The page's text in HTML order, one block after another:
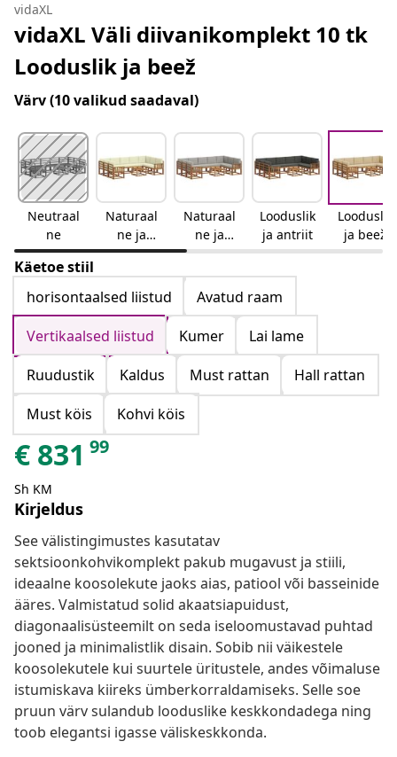
vidaXL
vidaXL Väli diivanikomplekt 10 tk
Looduslik ja beež
Värv(10 valikud saadaval)
Neutraal
ne
Naturaal
ne ja
kreemjas
Naturaal
ne ja
helehall
Looduslik
ja antriit
Looduslik
ja beež
Käetoe stiil
horisontaalsed liistud
Avatud raam
Vertikaalsed liistud
Kumer
Lai lame
Ruudustik
Kaldus Must rattan
Hall rattan
Must köis
Kohvi köis
€ 831 99
Sh KM
Kirjeldus
See välistingimustes kasutatav
sektsioonkohvikomplekt pakub mugavust ja stiili,
ideaalne koosolekute jaoks aias, patiool või basseinide
ääres. Valmistatud solid akaatsiapuidust,
diagonaalisüsteemilt on seda iseloomustavad puhtad
jooned ja minimalistlik disain. Sobib nii väikestele
koosolekutele kui suurtele üritustele, andes võimaluse
istumiskava kiireks ümberkorraldamiseks. Selle soe
pruun värv sulandub looduslike keskkondadega ning
toob elegantsi igasse väliskeskkonda.